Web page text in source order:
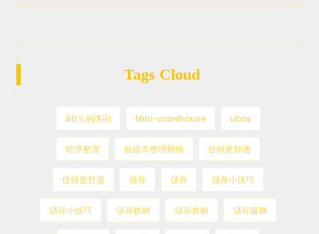
Tags Cloud
80％的準則 Mini-warehouse ubox
乾淨整潔 低成本整理雜物 住得更舒適
住得更舒適 儲存 儲存 儲存小技巧
儲存小技巧 儲存收納 儲存收納 儲存服務